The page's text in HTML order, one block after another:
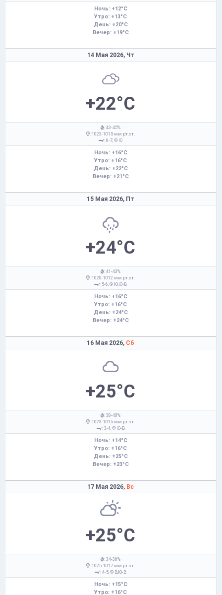
Ночь: +12°C
Утро: +13°C
День: +20°C
Вечер: +19°C
14 Мая 2026, Чт
+22°C
: 43-45%
: 1023-1015 мм рт.ст.
: 6-7,
Ю
Ночь: +16°C
Утро: +16°C
День: +22°C
Вечер: +21°C
15 Мая 2026, Пт
+24°C
: 41-43%
: 1020-1012 мм рт.ст.
: 5-6,
Ю,Ю-В
Ночь: +16°C
Утро: +16°C
День: +24°C
Вечер: +24°C
16 Мая 2026, Сб
+25°C
: 38-40%
: 1023-1015 мм рт.ст.
: 3-4,
Ю-В
Ночь: +14°C
Утро: +16°C
День: +25°C
Вечер: +23°C
17 Мая 2026, Вс
+25°C
: 34-36%
: 1025-1017 мм рт.ст.
: 4-5,
В,Ю-В
Ночь: +15°C
Утро: +16°C